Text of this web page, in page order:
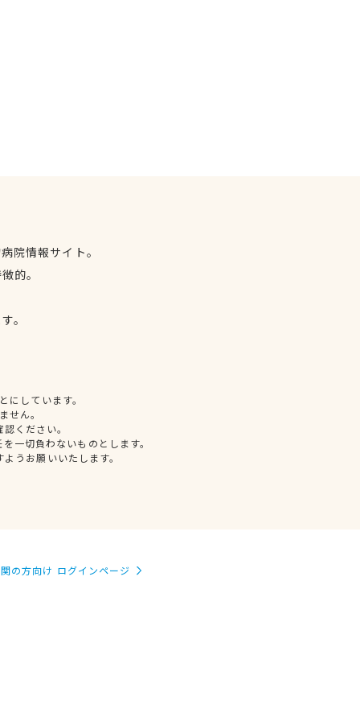
院情報サイト。
的。
。
しています。
せん。
ください。
一切負わないものとします。
うお願いいたします。
の方向け ログインページ